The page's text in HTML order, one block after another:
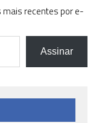
recentes por e-
Assinar